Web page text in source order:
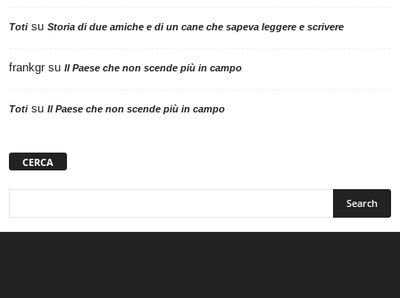
Totisu Storia di due amiche e di un cane che sapeva leggere e scrivere
frankgr su Il Paese che non scende più in campo
Totisu Il Paese che non scende più in campo
CERCA